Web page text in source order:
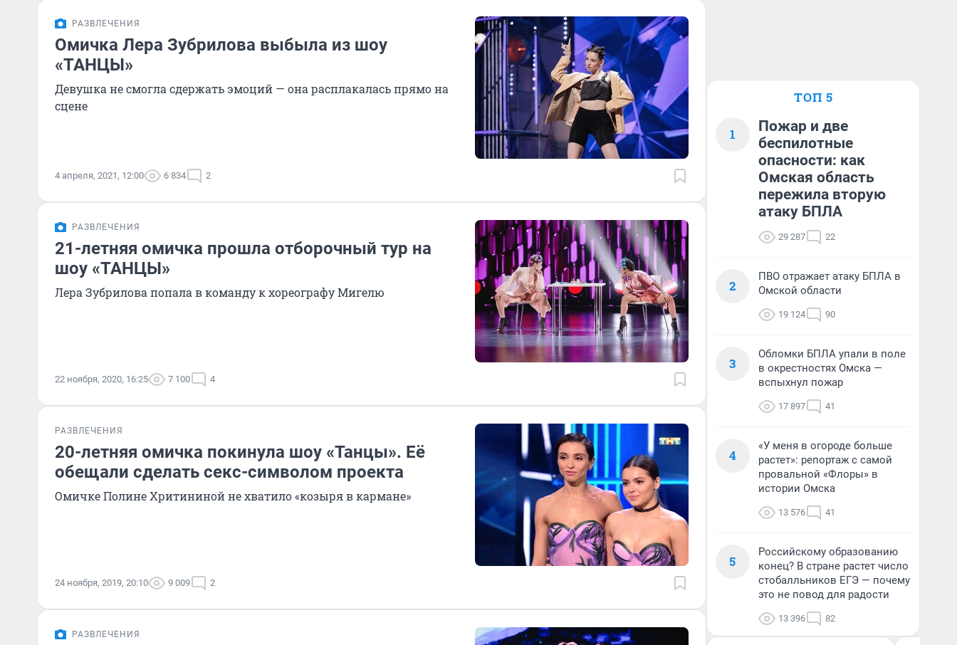
РАЗВЛЕЧЕНИЯ
Омичка Лера Зубрилова выбыла из шоу
«ТАНЦЫ»
Девушка не смогла сдержать эмоций — она расплакалась прямо на
сцене
4 апреля, 2021, 12:00 6 834 2
РАЗВЛЕЧЕНИЯ
21-летняя омичка прошла отборочный тур на
шоу «ТАНЦЫ»
Лера Зубрилова попала в команду к хореографу Мигелю
22 ноября, 2020, 16:25 7 100 4
РАЗВЛЕЧЕНИЯ
20-летняя омичка покинула шоу «Танцы». Её
обещали сделать секс-символом проекта
Омичке Полине Хритининой не хватило «козыря в кармане»
24 ноября, 2019, 20:10 9 009 2
РАЗВЛЕЧЕНИЯ
ТОП 5
1
Пожар и две
беспилотные
опасности: как
Омская область
пережила вторую
атаку БПЛА
29 287 22
2
ПВО отражает атаку БПЛА в
Омской области
19 124 90
3
Обломки БПЛА упали в поле
в окрестностях Омска —
вспыхнул пожар
17 897 41
4
«У меня в огороде больше
растет»: репортаж с самой
провальной «Флоры» в
истории Омска
13 576 41
5
Российскому образованию
конец? В стране растет число
стобалльников ЕГЭ — почему
это не повод для радости
13 396 82